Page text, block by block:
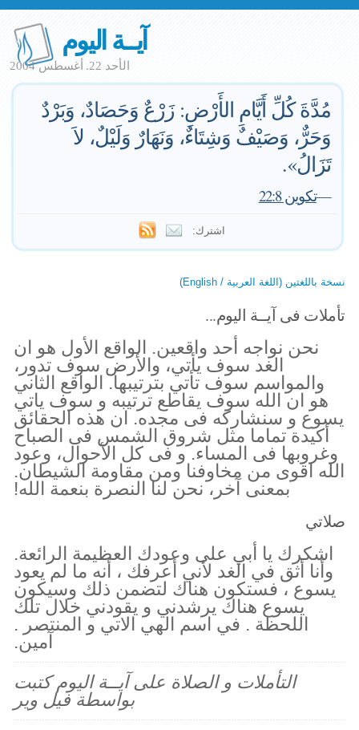
آيــة اليوم
الأحد 22. أغسطس 2004
مُدَّةَ كُلِّ أَيَّامِ الأَرْضِ: زَرْعٌ وَحَصَادٌ، وَبَرْدٌ
وَحَرٌّ، وَصَيْفٌ وَشِتَاءٌ، وَنَهَارٌ وَلَيْلٌ، لاَ
تَزَالُ».
—تكوين 22:8
اشترك:
نسخة باللغتين (اللغة العربية / English)
تأملات فى آيــة اليوم...
نحن نواجه أحد واقعين. الواقع الأول هو ان
الغد سوف يأتي، والأرض سوف تدور،
والمواسم سوف تأتي بترتيبها. الواقع الثاني
هو ان الله سوف يقاطع ترتيبه و سوف ياتي
يسوع و سنشاركه فى مجده. ان هذه الحقائق
أكيدة تماما مثل شروق الشمس فى الصباح
وغروبها فى المساء. و فى كل الأحوال، وعود
الله اقوى من مخاوفنا ومن مقاومة الشيطان.
بمعنى آخر، نحن لنا النصرة بنعمة الله!
صلاتي
اشكرك يا أبي على وعودك العظيمة الرائعة.
وأنا أثق في الغد لأني أعرفك ، أنه ما لم يعود
يسوع ، فستكون هناك لتضمن ذلك وسيكون
يسوع هناك يرشدني و يقودني خلال تلك
اللحظة . في اسم الهي الاتي و المنتصر .
آمين.
التأملات و الصلاة على آيــة اليوم كتبت
بواسطة فيل وير